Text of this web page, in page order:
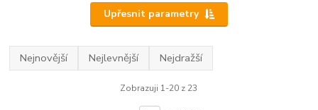
Upřesnit parametry
Nejnovější Nejlevnější Nejdražší
Zobrazuji 1-20 z 23